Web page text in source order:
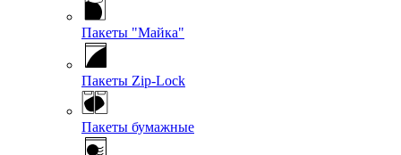
Пакеты "Майка"
Пакеты Zip-Lock
Пакеты бумажные